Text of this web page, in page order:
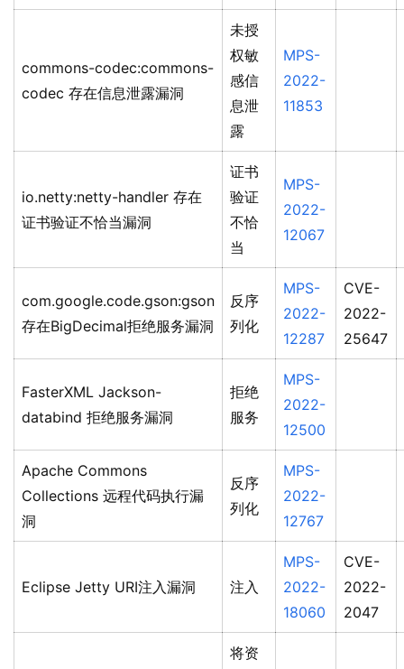
commons-codec:commons-
codec 存在信息泄露漏洞
未授
权敏
感信
息泄
露
MPS-
2022-
11853
io.netty:netty-handler 存在
证书验证不恰当漏洞
证书
验证
不恰
当
MPS-
2022-
12067
com.google.code.gson:gson
存在BigDecimal拒绝服务漏洞
反序
列化
MPS-
2022-
12287
CVE-
2022-
25647
FasterXML Jackson-
databind 拒绝服务漏洞
拒绝
服务
MPS-
2022-
12500
Apache Commons
Collections 远程代码执行漏
洞
反序
列化
MPS-
2022-
12767
Eclipse Jetty URI注入漏洞 注入
MPS-
2022-
18060
CVE-
2022-
2047
将资